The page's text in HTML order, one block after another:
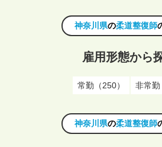
神奈川県の柔道整復師
雇用形態から
常勤（250） 非常勤
神奈川県の柔道整復師